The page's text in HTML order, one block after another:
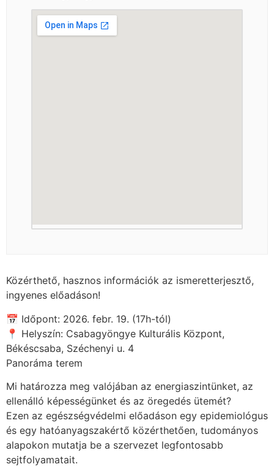
Közérthető, hasznos információk az ismeretterjesztő,
ingyenes előadáson!
📅 Időpont: 2026. febr. 19. (17h-tól)
📍 Helyszín: Csabagyöngye Kulturális Központ,
Békéscsaba, Széchenyi u. 4
Panoráma terem
Mi határozza meg valójában az energiaszintünket, az
ellenálló képességünket és az öregedés ütemét?
Ezen az egészségvédelmi előadáson egy epidemiológus
és egy hatóanyagszakértő közérthetően, tudományos
alapokon mutatja be a szervezet legfontosabb
sejtfolyamatait.